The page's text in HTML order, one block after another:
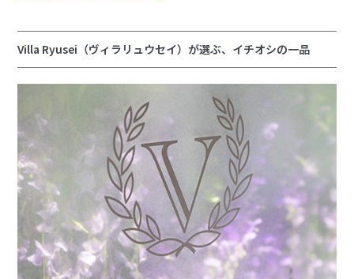
Villa Ryusei（ヴィラリュウセイ）が選ぶ、イチオシの一品